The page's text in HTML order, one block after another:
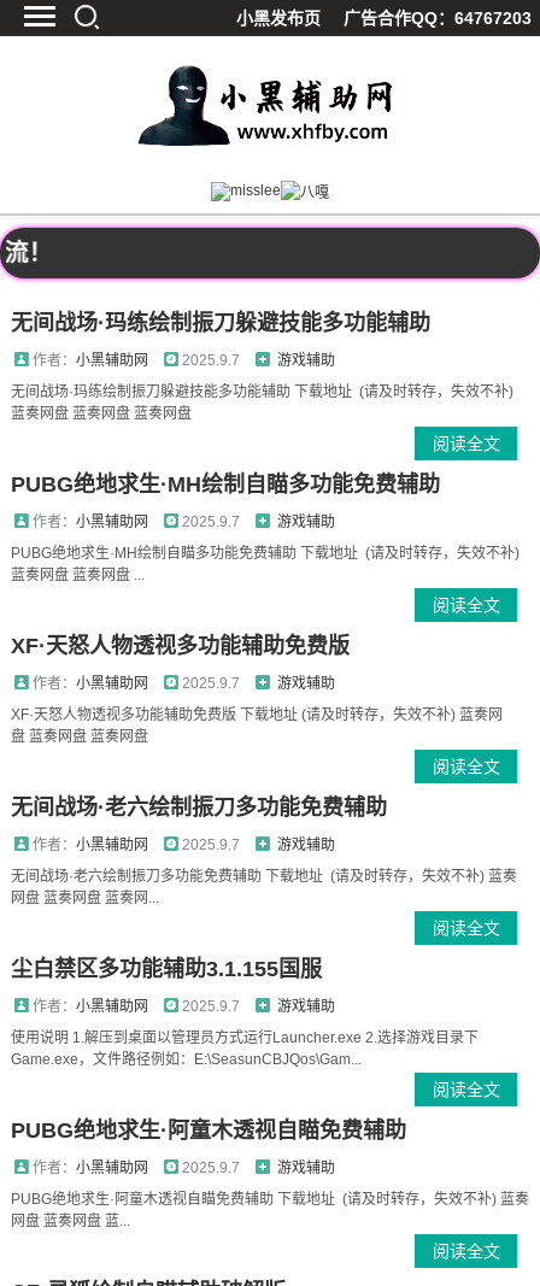
小黑发布页 广告合作QQ：64767203
精品软件
源码分享
黑料吃呱
影视解析
无间战场·玛练绘制振刀躲避技能多功能辅助
作者： 小黑辅助网 2025.9.7
游戏辅助
无间战场·玛练绘制振刀躲避技能多功能辅助 下载地址 (请及时转存，失效不补)
蓝奏网盘 蓝奏网盘 蓝奏网盘
阅读全文
PUBG绝地求生·MH绘制自瞄多功能免费辅助
作者： 小黑辅助网 2025.9.7
游戏辅助
PUBG绝地求生·MH绘制自瞄多功能免费辅助 下载地址 (请及时转存，失效不补)
蓝奏网盘 蓝奏网盘 ...
阅读全文
XF·天怒人物透视多功能辅助免费版
作者： 小黑辅助网 2025.9.7
游戏辅助
XF·天怒人物透视多功能辅助免费版 下载地址 (请及时转存，失效不补) 蓝奏网
盘 蓝奏网盘 蓝奏网盘
阅读全文
无间战场·老六绘制振刀多功能免费辅助
作者： 小黑辅助网 2025.9.7
游戏辅助
无间战场·老六绘制振刀多功能免费辅助 下载地址 (请及时转存，失效不补) 蓝奏
网盘 蓝奏网盘 蓝奏网...
阅读全文
尘白禁区多功能辅助3.1.155国服
作者： 小黑辅助网 2025.9.7
游戏辅助
使用说明 1.解压到桌面以管理员方式运行Launcher.exe 2.选择游戏目录下
Game.exe，文件路径例如：E:\SeasunCBJQos\Gam...
阅读全文
PUBG绝地求生·阿童木透视自瞄免费辅助
作者： 小黑辅助网 2025.9.7
游戏辅助
PUBG绝地求生·阿童木透视自瞄免费辅助 下载地址 (请及时转存，失效不补) 蓝奏
网盘 蓝奏网盘 蓝...
阅读全文